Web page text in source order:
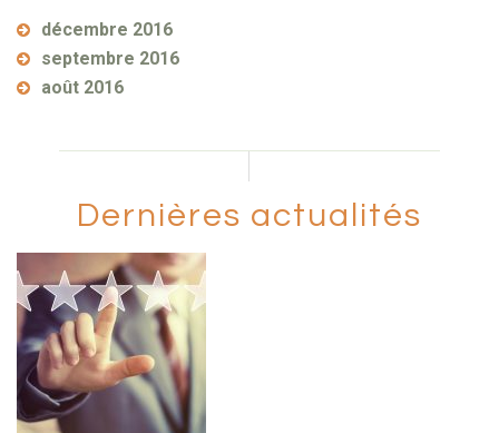
décembre 2016
septembre 2016
août 2016
Dernières actualités